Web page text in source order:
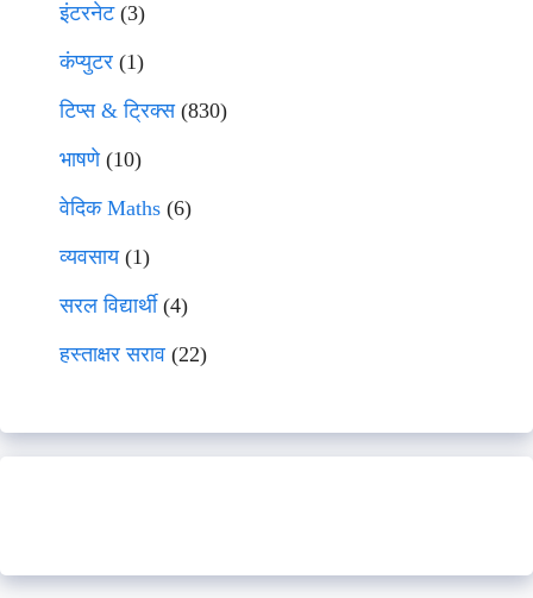
इंटरनेट(3)
कंप्युटर (1)
टिप्स & ट्रिक्स(830)
भाषणे(10)
वेदिक Maths (6)
व्यवसाय(1)
सरल विद्यार्थी(4)
हस्ताक्षर सराव (22)